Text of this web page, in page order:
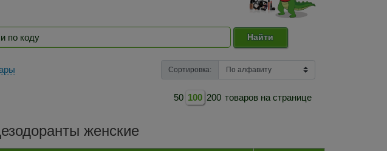
Найти
Сортировка:
50 100 200 товаров на странице
женские